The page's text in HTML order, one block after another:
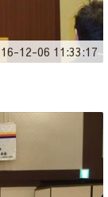
12-06 11:33:17